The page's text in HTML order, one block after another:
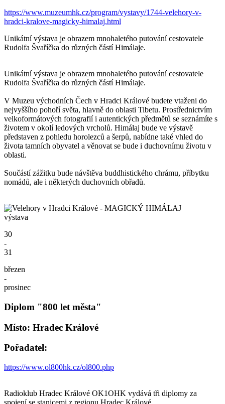
https://www.muzeumhk.cz/program/vystavy/1744-velehory-v-
hradci-kralove-magicky-himalaj.html
Unikátní výstava je obrazem mnohaletého putování cestovatele
Rudolfa Švaříčka do různých částí Himálaje.
Unikátní výstava je obrazem mnohaletého putování cestovatele
Rudolfa Švaříčka do různých částí Himálaje.
V Muzeu východních Čech v Hradci Králové budete vtaženi do
nejvyššího pohoří světa, hlavně do oblasti Tibetu. Prostřednictvím
velkoformátových fotografií i autentických předmětů se seznámíte s
životem v okolí ledových vrcholů. Himálaj bude ve výstavě
představen z pohledu horolezců a šerpů, nabídne také vhled do
života tamních obyvatel a věnovat se bude i duchovnímu životu v
oblasti.
Součástí zážitku bude návštěva buddhistického chrámu, příbytku
nomádů, ale i některých duchovních obřadů.
výstava
30
-
31
březen
-
prosinec
Diplom "800 let města"
Místo: Hradec Králové
Pořadatel:
https://www.ol800hk.cz/ol800.php
Radioklub Hradec Králové OK1OHK vydává tři diplomy za
spojení se stanicemi z regionu Hradec Králové.